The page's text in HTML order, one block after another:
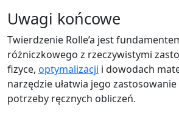
Uwagi końcowe
Twierdzenie Rolle’a jest
różniczkowego z rzeczywistymi
fizyce, optymalizacji i dowodach
narzędzie ułatwia jego
potrzeby ręcznych obliczeń.